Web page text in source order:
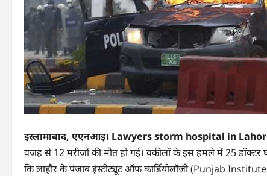
इस्‍लामाबाद, एएनआइ। Lawyers storm hospital in
वजह से 12 मरीजों की मौत हो गई। वकीलों के इस हमले में 25 डॉक्‍टर
कि लाहौर के पंजाब इंस्‍टीट्यूट ऑफ कार्डियोलॉजी (Punjab